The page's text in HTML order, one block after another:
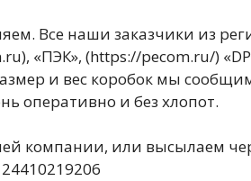
Все наши заказчики из
«ПЭК», (https://pecom.ru/)
и вес коробок мы
оперативно и без хлопот.
компании, или высылаем